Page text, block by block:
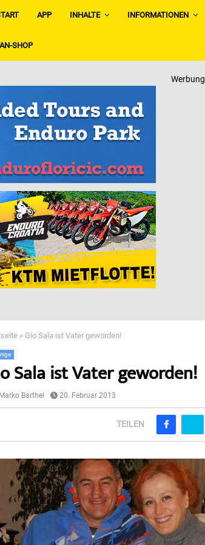
APP INHALTE INFORMATIONEN
SHOP
Werbung
» Gio Sala ist Vater geworden!
Sala ist Vater geworden!
Marko Barthel 20. Februar 2013
TEILEN